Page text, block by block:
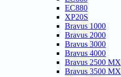
EC880
XP20S
Bravus 1000
Bravus 2000
Bravus 3000
Bravus 4000
Bravus 2500 MX
Bravus 3500 MX